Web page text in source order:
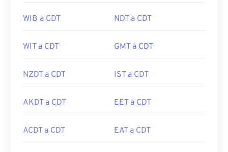
WIB a CDT NDT a CDT
WIT a CDT GMT a CDT
NZDT a CDT IST a CDT
AKDT a CDT EET a CDT
ACDT a CDT EAT a CDT